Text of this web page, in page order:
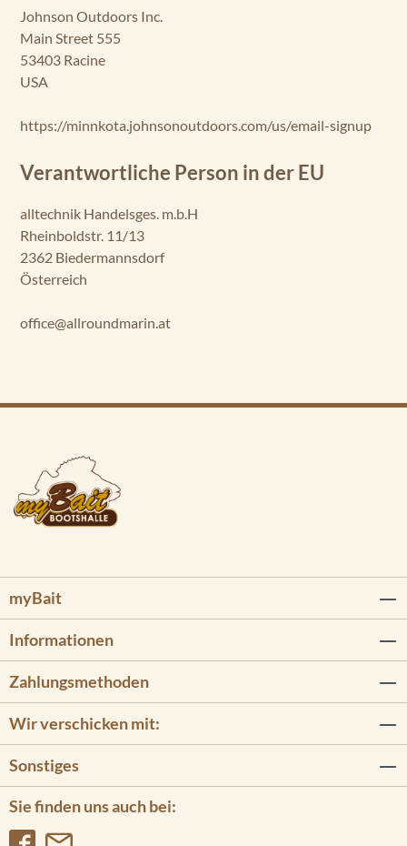
Johnson Outdoors Inc.
Main Street 555
53403 Racine
USA
https://minnkota.johnsonoutdoors.com/us/email-signup
Verantwortliche Person in der EU
alltechnik Handelsges. m.b.H
Rheinboldstr. 11/13
2362 Biedermannsdorf
Österreich
office@allroundmarin.at
myBait
Informationen
Sie finden uns auch bei:
Zahlungsmethoden
Wir verschicken mit:
Sonstiges